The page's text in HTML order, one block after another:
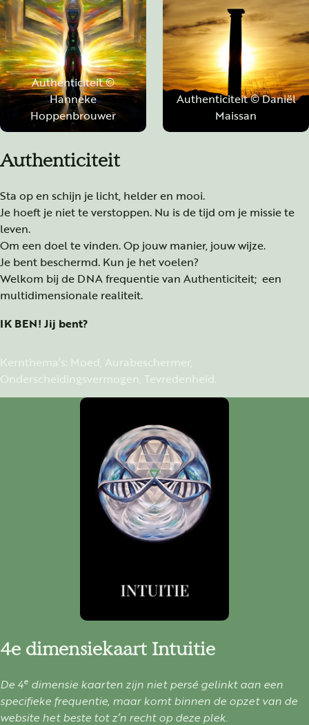
Authenticiteit ©
Hanneke
Hoppenbrouwer
Authenticiteit © Daniël
Maissan
Authenticiteit
Sta op en schijn je licht, helder en mooi.
Je hoeft je niet te verstoppen. Nu is de tijd om je missie te
leven.
Om een doel te vinden. Op jouw manier, jouw wijze.
Je bent beschermd. Kun je het voelen?
Welkom bij de DNA frequentie van Authenticiteit; een
multidimensionale realiteit.
IK BEN! Jij bent?
Kernthema’s: Moed, Aurabeschermer,
Onderscheidingsvermogen, Tevredenheid.
4e dimensiekaart Intuitie
De 4e dimensie kaarten zijn niet persé gelinkt aan een
specifieke frequentie, maar komt binnen de opzet van de
website het beste tot z’n recht op deze plek.